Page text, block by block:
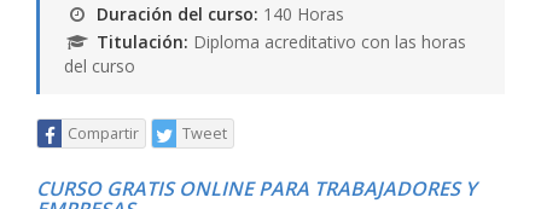
Duración del curso: 140 Horas
Titulación: Diploma acreditativo con las horas
del curso
Compartir Tweet
CURSO GRATIS ONLINE PARA TRABAJADORES Y